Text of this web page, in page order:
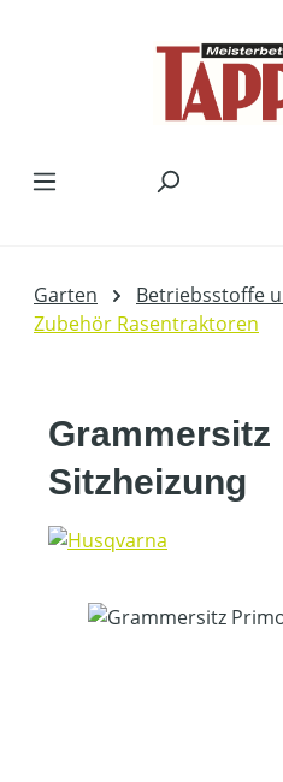
Garten
Betriebsstoffe
Zubehör Rasentraktoren
Grammersitz
Sitzheizung
Bildergalerie überspringen